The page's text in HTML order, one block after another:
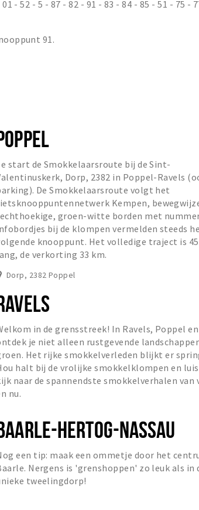
- 52 - 5 - 87 - 82 - 91 - 83 - 84 - 85 - 51 - 75 -
91.
start de Smokkelaarsroute bij de Sint-
Dorp, 2382 in Poppel-Ravels
De Smokkelaarsroute volgt het
Kempen,
groen-witte borden met
bij de klompen vermelden steeds
knooppunt. Het volledige traject is
de verkorting 33 km.
Dorp, 2382 Poppel
in de grensstreek! In Ravels, Poppel
je niet alleen rustgevende
Het rijke smokkelverleden blijkt er
halt bij de vrolijke smokkelklompen en
naar de spannendste smokkelverhalen van
nu.
HERTOG-NASSAU
een tip: maak een ommetje door het
Nergens is 'grenshoppen' zo leuk als in
tweelingdorp!